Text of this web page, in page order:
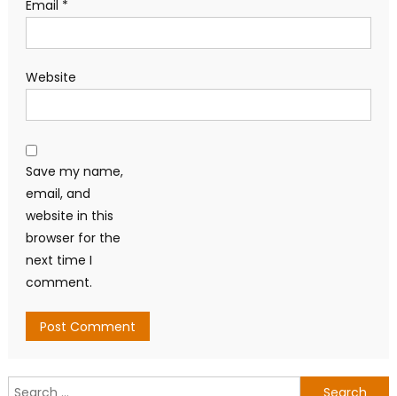
Email *
Website
Save my name,
email, and
website in this
browser for the
next time I
comment.
Search